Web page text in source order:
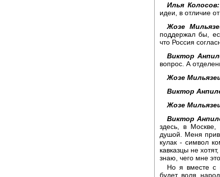
Илья Колосов:
идеи, в отличие
Жозе
поддержал бы,
что Россия
Виктор
вопрос. А
Жозе
Виктор
Жозе
Виктор
здесь, в
душой. Меня
кулак - символ
кавказцы не
знаю, чего мне
Но я вместе с
будет воля